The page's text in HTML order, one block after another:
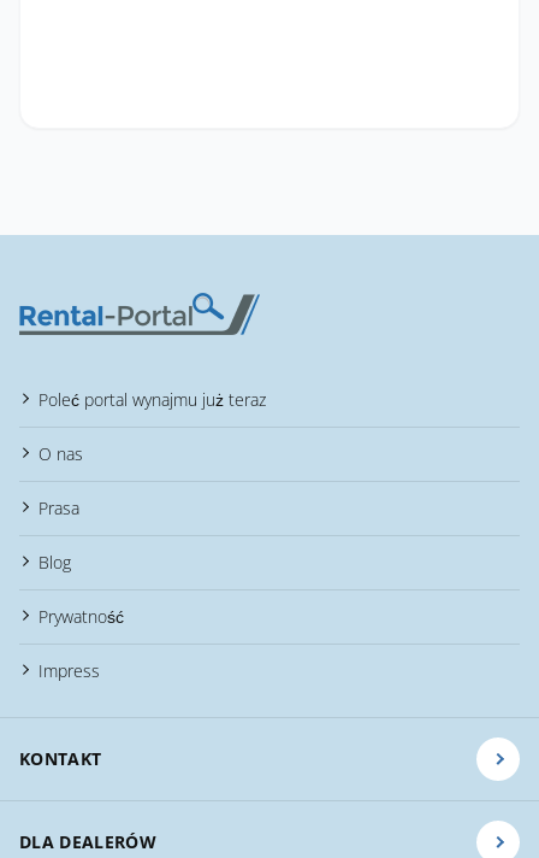
Poleć portal wynajmu już teraz
O nas
Prasa
Blog
Prywatność
Impress
KONTAKT
DLA DEALERÓW